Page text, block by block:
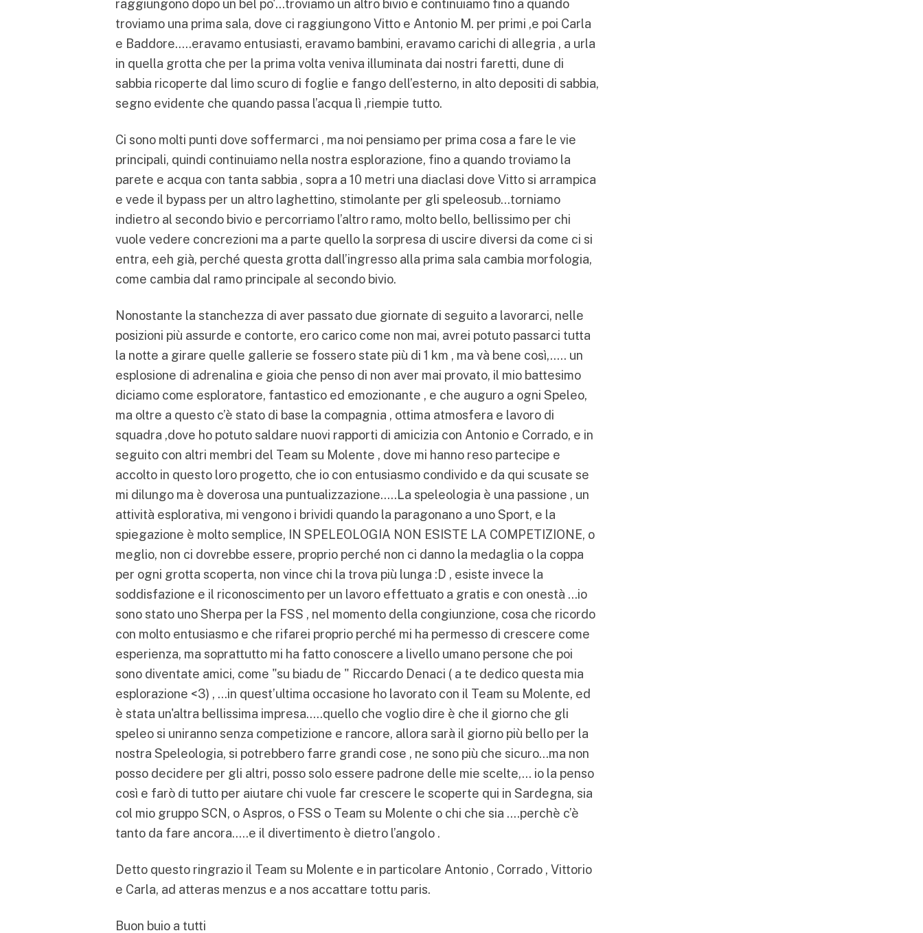
raggiungono dopo un bel po'…troviamo un altro bivio e continuiamo fino a quando
troviamo una prima sala, dove ci raggiungono Vitto e Antonio M. per primi ,e poi Carla
e Baddore…..eravamo entusiasti, eravamo bambini, eravamo carichi di allegria , a urla
in quella grotta che per la prima volta veniva illuminata dai nostri faretti, dune di
sabbia ricoperte dal limo scuro di foglie e fango dell’esterno, in alto depositi di sabbia,
segno evidente che quando passa l’acqua lì ,riempie tutto.
Ci sono molti punti dove soffermarci , ma noi pensiamo per prima cosa a fare le vie
principali, quindi continuiamo nella nostra esplorazione, fino a quando troviamo la
parete e acqua con tanta sabbia , sopra a 10 metri una diaclasi dove Vitto si arrampica
e vede il bypass per un altro laghettino, stimolante per gli speleosub…torniamo
indietro al secondo bivio e percorriamo l’altro ramo, molto bello, bellissimo per chi
vuole vedere concrezioni ma a parte quello la sorpresa di uscire diversi da come ci si
entra, eeh già, perché questa grotta dall’ingresso alla prima sala cambia morfologia,
come cambia dal ramo principale al secondo bivio.
Nonostante la stanchezza di aver passato due giornate di seguito a lavorarci, nelle
posizioni più assurde e contorte, ero carico come non mai, avrei potuto passarci tutta
la notte a girare quelle gallerie se fossero state più di 1 km , ma và bene così,….. un
esplosione di adrenalina e gioia che penso di non aver mai provato, il mio battesimo
diciamo come esploratore, fantastico ed emozionante , e che auguro a ogni Speleo,
ma oltre a questo c’è stato di base la compagnia , ottima atmosfera e lavoro di
squadra ,dove ho potuto saldare nuovi rapporti di amicizia con Antonio e Corrado, e in
seguito con altri membri del Team su Molente , dove mi hanno reso partecipe e
accolto in questo loro progetto, che io con entusiasmo condivido e da qui scusate se
mi dilungo ma è doverosa una puntualizzazione…..La speleologia è una passione , un
attività esplorativa, mi vengono i brividi quando la paragonano a uno Sport, e la
spiegazione è molto semplice, IN SPELEOLOGIA NON ESISTE LA COMPETIZIONE, o
meglio, non ci dovrebbe essere, proprio perché non ci danno la medaglia o la coppa
per ogni grotta scoperta, non vince chi la trova più lunga :D , esiste invece la
soddisfazione e il riconoscimento per un lavoro effettuato a gratis e con onestà …io
sono stato uno Sherpa per la FSS , nel momento della congiunzione, cosa che ricordo
con molto entusiasmo e che rifarei proprio perché mi ha permesso di crescere come
esperienza, ma soprattutto mi ha fatto conoscere a livello umano persone che poi
sono diventate amici, come "su biadu de " Riccardo Denaci ( a te dedico questa mia
esplorazione <3) , …in quest’ultima occasione ho lavorato con il Team su Molente, ed
è stata un'altra bellissima impresa…..quello che voglio dire è che il giorno che gli
speleo si uniranno senza competizione e rancore, allora sarà il giorno più bello per la
nostra Speleologia, si potrebbero farre grandi cose , ne sono più che sicuro...ma non
posso decidere per gli altri, posso solo essere padrone delle mie scelte,… io la penso
così e farò di tutto per aiutare chi vuole far crescere le scoperte qui in Sardegna, sia
col mio gruppo SCN, o Aspros, o FSS o Team su Molente o chi che sia ….perchè c’è
tanto da fare ancora…..e il divertimento è dietro l’angolo .
Detto questo ringrazio il Team su Molente e in particolare Antonio , Corrado , Vittorio
e Carla, ad atteras menzus e a nos accattare tottu paris.
Buon buio a tutti